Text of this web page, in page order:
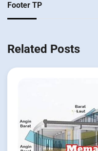
Footer TP
Related Posts